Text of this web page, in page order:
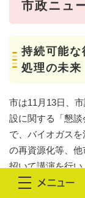
市政ニュ
持続可能
処理の未来
市は11月13日、
設に関する「懇
で、バイオガス
の再資源化等、
招いて講演を行
た。現在、「ご